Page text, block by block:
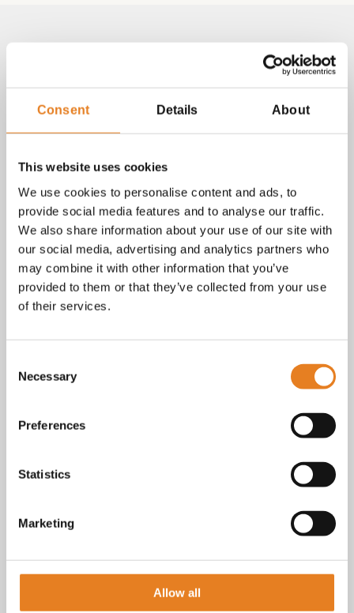
Consent Details About
This website uses cookies
We use cookies to personalise content and ads, to
provide social media features and to analyse our traffic.
We also share information about your use of our site with
our social media, advertising and analytics partners who
may combine it with other information that you’ve
provided to them or that they’ve collected from your use
of their services.
Selection
Necessary
Preferences
Statistics
Marketing
Allow all
Aangepast met telefoonnummer:
tot vragen over bestellingen, betalingen en leveringen.
Facebook
Instagram
E-mail
Telefoon / whatsapp: +31 6 23227983
Bekijk onzeAlgemene voorwaarden. KvK nr.: 18068338.
Lees ook onze privacy encookiepolicy als je benieuwd
bent naar wat we met je gegevens doen.